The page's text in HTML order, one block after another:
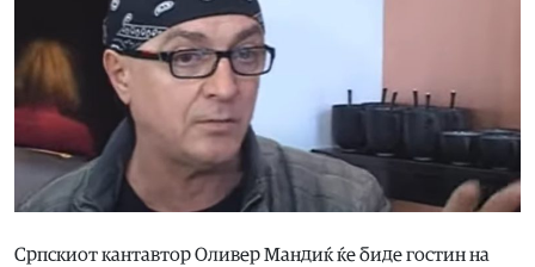
Српскиот кантавтор Оливер Мандиќ ќе биде гостин на